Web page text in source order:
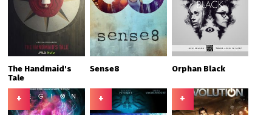
The Handmaid's
Tale
Sense8 Orphan Black
+ + +